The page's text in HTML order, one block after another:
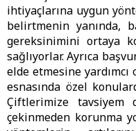
ihtiyaçlarına uygun
belirtmenin yanında,
gereksinimini ortaya
sağlıyorlar. Ayrıca
elde etmesine
esnasında özel
Çiftlerimize tavsiyem
çekinmeden korunma